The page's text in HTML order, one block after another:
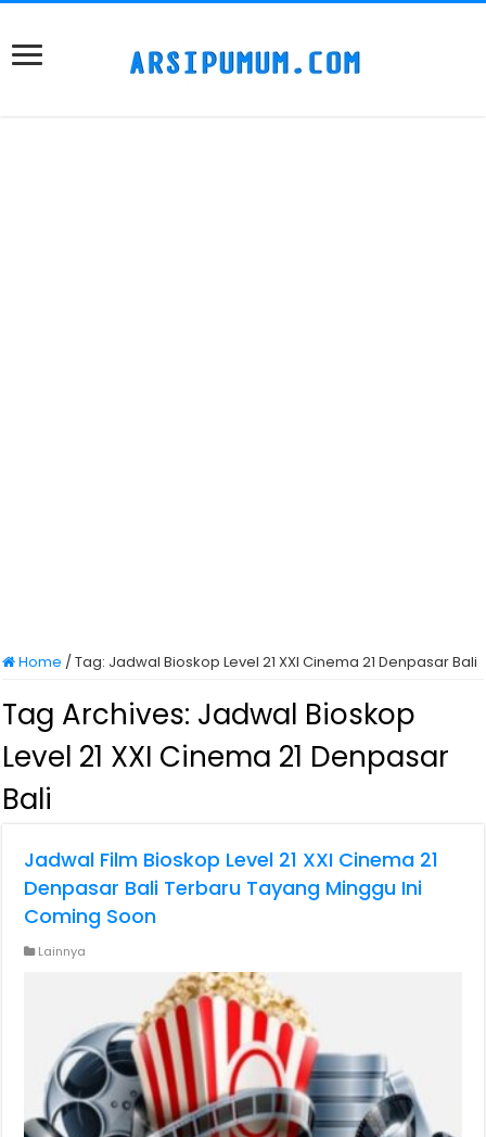
Home /Tag: Jadwal Bioskop Level 21 XXI Cinema 21 Denpasar Bali
Tag Archives: Jadwal Bioskop
Level 21 XXI Cinema 21 Denpasar
Bali
Jadwal Film Bioskop Level 21 XXI Cinema 21
Denpasar Bali Terbaru Tayang Minggu Ini
Coming Soon
Lainnya